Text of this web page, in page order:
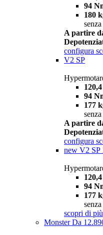
94
180
A partire
configura
V2 SP
94
177
A partire
configura
new V2 SP
94
177
scopri di più
MonsterDa